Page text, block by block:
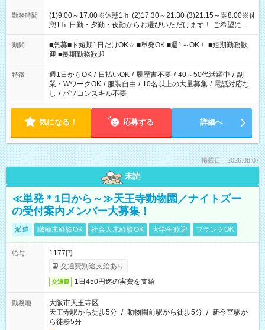
勤務時間
(1)9:00～17:00※休憩1ｈ (2)17:30～21:30 (3)21:15～翌8:00※休
憩1ｈ 日勤・夕勤・夜勤からお選びいただけます！ ご希望に合
わせて働けるお仕事です(*^^*) 【その他選べる勤務時間】 8-17
時/9-17時/9-18時/10-18時/11-21時/18-22時/20-翌4時/21-翌5
時/22-翌6時/0-翌8時 ご自身のご都合で選んで頂ける完全自由シ
フト！
期間
■急募■ド短期1日だけOK☆ ■単発OK ■週1～OK！ ■短期勤務歓
迎 ■長期勤務歓迎
特徴 週1日からOK / 日払いOK / 履歴書不要 / 40～50代活躍中 / 副
業・WワークOK / 服装自由 / 10名以上の大量募集 / 電話対応な
し / パソコンスキル不要
気になる！ 応募する 詳細へ
掲載日：2026.08.07
未読
≪単発＊1日から～≫天王寺動物園／ナイトズー
の受付案内メンバー大募集！
派遣 職種未経験OK 社会人未経験OK 大学生歓迎 ブランクOK
給与
1177円
交通費別途支給あり
交通費 1日450円迄の実費を支給
勤務地
大阪市天王寺区
天王寺駅から徒歩5分 / 動物園前駅から徒歩5分 / 新今宮駅か
ら徒歩5分